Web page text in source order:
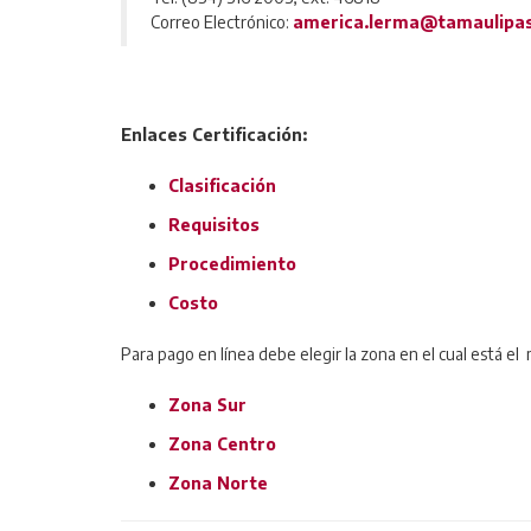
Correo Electrónico:
Enlaces Certificación:
Clasificación
Requisitos
Procedimiento
Costo
Para pago en línea debe elegir la zona en el cual está el
Zona Sur
Zona Centro
Zona Norte